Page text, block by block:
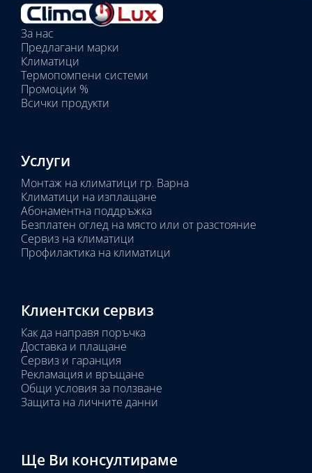
Избрани
вътрешни
тела:
Избрано
тяло:
За нас
Предлагани марки
Климатици
Термопомпени системи
Промоции %
Всички продукти
Услуги
Монтаж на климатици гр. Варна
Климатици на изплащане
Абонаментна поддръжка
Безплатен оглед на място или от разстояние
Сервиз на климатици
Профилактика на климатици
Клиентски сервиз
Как да направя поръчка
Доставка и плащане
Сервиз и гаранция
Рекламация и връщане
Общи условия за ползване
Защита на личните данни
Ще Ви консултираме